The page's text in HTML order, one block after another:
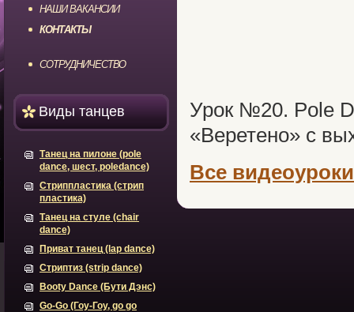
НАШИ ВАКАНСИИ
КОНТАКТЫ
СОТРУДНИЧЕСТВО
Виды танцев
Танец на пилоне (pole
dance, шест, poledance)
Стриппластика (стрип
пластика)
Танец на стуле (chair
dance)
Приват танец (lap dance)
Стриптиз (strip dance)
Booty Dance (Бути Дэнс)
Go-Go (Гоу-Гоу, go go
Урок №20. Pole
«Веретено» с
Все